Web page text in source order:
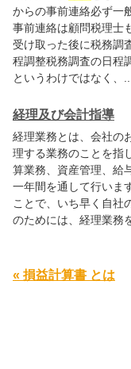
からの事前連絡必ず一
事前連絡は顧問税理士
受け取った後に税務調
程調整税務調査の日程
というわけではなく、...
経理及び会計指導
経理業務とは、会社の
理する業務のことを指
算業務、資産管理、給
一年間を通して行いま
ことで、いち早く自社
のためには、経理業務
« 損益計算書 とは